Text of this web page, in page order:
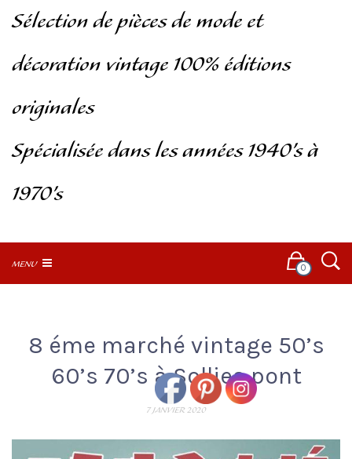
Sélection de pièces de mode et
décoration vintage 100% éditions
originales
Spécialisée dans les années 1940’s à
1970’s
MENU 0
8 éme marché vintage 50’s
60’s 70’s à Sollies pont
7 JANVIER 2020